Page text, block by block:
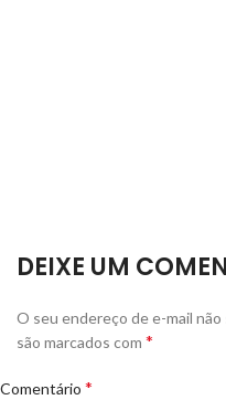
DEIXE UM
O seu endereço de e-mail não
são marcados com *
Comentário *